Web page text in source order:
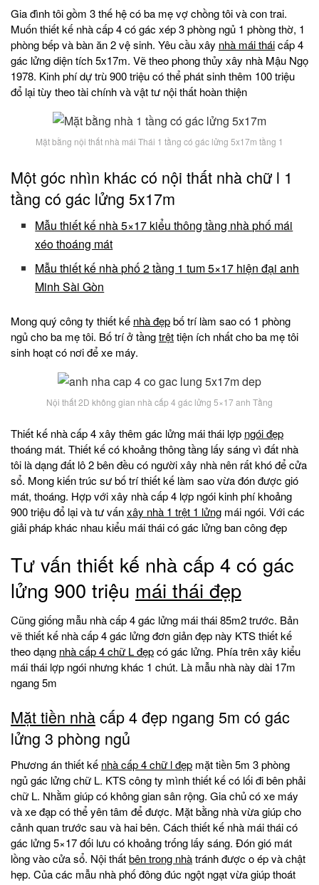
Gia đình tôi gồm 3 thế hệ có ba mẹ vợ chồng tôi và con trai.
Muốn thiết kế nhà cấp 4 có gác xép 3 phòng ngủ 1 phòng thờ, 1
phòng bếp và bàn ăn 2 vệ sinh. Yêu cầu xây nhà mái tháicấp 4
gác lửng diện tích 5x17m. Vẽ theo phong thủy xây nhà Mậu Ngọ
1978. Kinh phí dự trù 900 triệu có thể phát sinh thêm 100 triệu
đổ lại tùy theo tài chính và vật tư nội thất hoàn thiện
Mặt bằng nội thất nhà mái Thái 1 tầng có gác lửng 5x17m tầng 1
Một góc nhìn khác có nội thất nhà chữ l 1
tầng có gác lửng 5x17m
Mẫu thiết kế nhà 5×17 kiểu thông tầng nhà phố mái
xéo thoáng mát
Mẫu thiết kế nhà phố 2 tầng 1 tum 5×17 hiện đại anh
Minh Sài Gòn
Mong quý công ty thiết kế nhà đẹpbố trí làm sao có 1 phòng
ngủ cho ba mẹ tôi. Bố trí ở tầngtrệttiện ích nhất cho ba mẹ tôi
sinh hoạt có nơi để xe máy.
Nội thất 2D không gian nhà cấp 4 gác lửng 5×17 anh Tầng
Thiết kế nhà cấp 4 xây thêm gác lửng mái thái lợp ngói đẹp
thoáng mát. Thiết kế có khoảng thông tầng lấy sáng vì đất nhà
tôi là dạng đất lô 2 bên đều có người xây nhà nên rất khó để cửa
sổ. Mong kiến trúc sư bố trí thiết kế làm sao vừa đón được gió
mát, thoáng. Hợp với xây nhà cấp 4 lợp ngói kinh phí khoảng
900 triệu đổ lại và tư vấnxây nhà 1 trệt 1 lửng mái ngói. Với các
giải pháp khác nhau kiểu mái thái có gác lửng ban công đẹp
Tư vấn thiết kế nhà cấp 4 có gác
lửng 900 triệu mái thái đẹp
Cũng giống mẫu nhà cấp 4 gác lửng mái thái 85m2 trước. Bản
vẽ thiết kế nhà cấp 4 gác lửng đơn giản đẹp này KTS thiết kế
theo dạng nhà cấp 4 chữ L đẹpcó gác lửng. Phía trên xây kiểu
mái thái lợp ngói nhưng khác 1 chút. Là mẫu nhà này dài 17m
ngang 5m
Mặt tiền nhàcấp 4 đẹp ngang 5m có gác
lửng 3 phòng ngủ
Phương án thiết kế nhà cấp 4 chữ l đẹp mặt tiền 5m 3 phòng
ngủ gác lửng chữ L. KTS công ty mình thiết kế có lối đi bên phải
chữ L. Nhằm giúp có không gian sân rộng. Gia chủ có xe máy
và xe đạp có thể yên tâm để được. Mặt bằng nhà vừa giúp cho
cảnh quan trước sau và hai bên. Cách thiết kế nhà mái thái có
gác lửng 5×17 đối lưu có khoảng trống lấy sáng. Đón gió mát
lồng vào cửa sổ. Nội thấtbên trong nhàtránh được o ép và chật
hẹp. Của các mẫu nhà phố đông đúc ngột ngạt vừa giúp thoát